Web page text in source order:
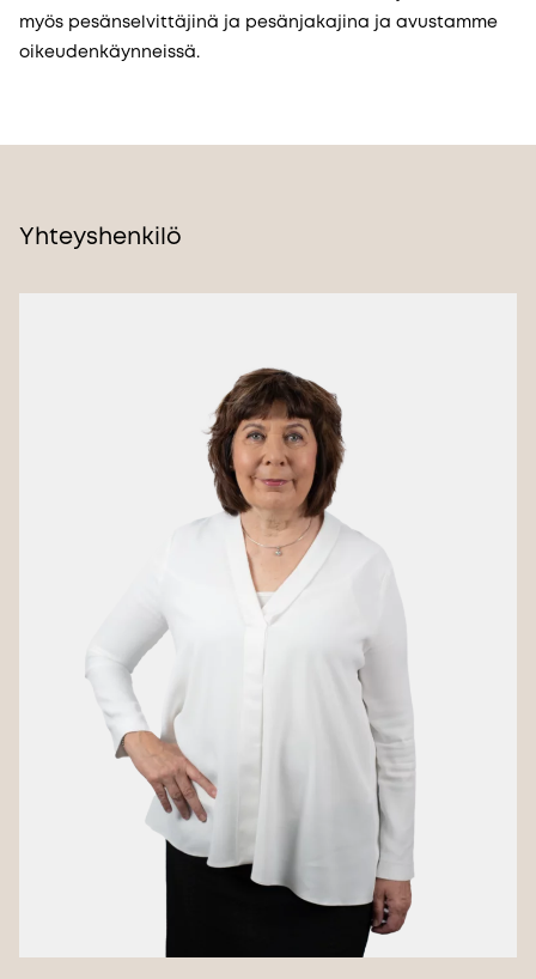
myös pesänselvittäjinä ja pesänjakajina ja avustamme
oikeudenkäynneissä.
Yhteyshenkilö